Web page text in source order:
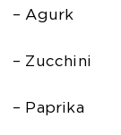
– Agurk
– Zucchini
– Paprika